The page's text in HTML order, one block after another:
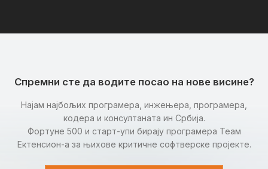
Спремни сте да водите посао на нове висине?
Најам најбољих програмера, инжењера, програмера,
кодера и консултаната ин Србија.
Фортуне 500 и старт-упи бирају програмера Теам
Ектенсион-а за њихове критичне софтверске пројекте.